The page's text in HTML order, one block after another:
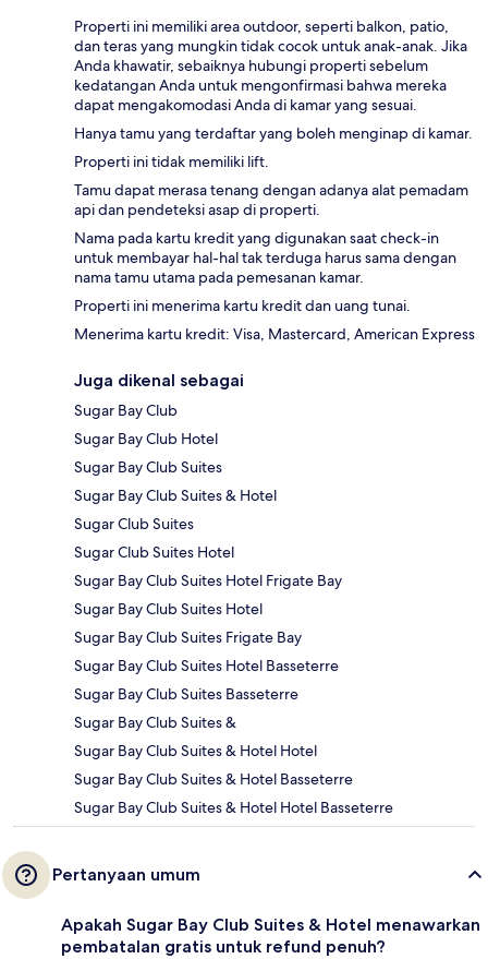
Properti ini memiliki area outdoor, seperti balkon, patio,
dan teras yang mungkin tidak cocok untuk anak-anak. Jika
Anda khawatir, sebaiknya hubungi properti sebelum
kedatangan Anda untuk mengonfirmasi bahwa mereka
dapat mengakomodasi Anda di kamar yang sesuai.
Hanya tamu yang terdaftar yang boleh menginap di kamar.
Properti ini tidak memiliki lift.
Tamu dapat merasa tenang dengan adanya alat pemadam
api dan pendeteksi asap di properti.
Nama pada kartu kredit yang digunakan saat check-in
untuk membayar hal-hal tak terduga harus sama dengan
nama tamu utama pada pemesanan kamar.
Properti ini menerima kartu kredit dan uang tunai.
Menerima kartu kredit: Visa, Mastercard, American Express
Juga dikenal sebagai
Sugar Bay Club
Sugar Bay Club Hotel
Sugar Bay Club Suites
Sugar Bay Club Suites & Hotel
Sugar Club Suites
Sugar Club Suites Hotel
Sugar Bay Club Suites Hotel Frigate Bay
Sugar Bay Club Suites Hotel
Sugar Bay Club Suites Frigate Bay
Sugar Bay Club Suites Hotel Basseterre
Sugar Bay Club Suites Basseterre
Sugar Bay Club Suites &
Sugar Bay Club Suites & Hotel Hotel
Sugar Bay Club Suites & Hotel Basseterre
Sugar Bay Club Suites & Hotel Hotel Basseterre
Pertanyaan umum
Apakah Sugar Bay Club Suites & Hotel menawarkan
pembatalan gratis untuk refund penuh?